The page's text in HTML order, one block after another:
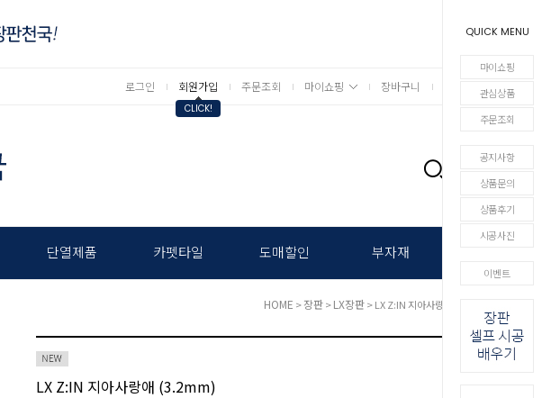
QUICK MENU
마이쇼핑
관심상품
주문조회
공지사항
상품문의
상품후기
시공사진
이벤트
로그인 회원가입
CLICK!
주문조회 마이쇼핑 장바구니
0
단열제품 카펫타일 도매할인 부자재
HOME >장판>LX장판> LX Z:IN 지아사랑애 (3.2mm)
LX Z:IN 지아사랑애 (3.2mm)